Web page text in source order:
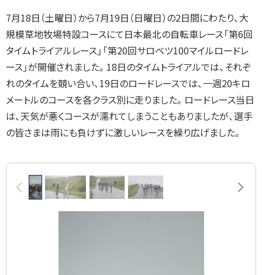
戻
る
7月18日（土曜日）から7月19日（日曜日）の2日間にわたり、大
規模草地牧場特設コースにて日本最北の自転車レース「第6回
タイムトライアルレース」「第20回サロベツ100マイルロードレ
ース」が開催されました。18日のタイムトライアルでは、それぞ
れのタイムを競い合い、19日のロードレースでは、一週20キロ
メートルのコースを各クラス別に走りました。 ロードレース当日
は、天気が悪くコースが濡れてしまうこともありましたが、選手
の皆さまは雨にも負けずに激しいレースを繰り広げました。
画
前へ 次へ